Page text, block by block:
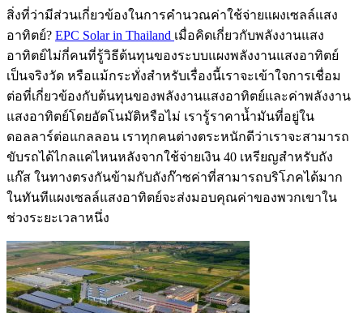
สิ่งที่ว่ามีส่วนเกี่ยวข้องในการคำนวณค่าใช้จ่ายแผงเซลล์แสง
อาทิตย์? EPC Solar in Thailand เมื่อคิดเกี่ยวกับพลังงานแสง
อาทิตย์ไม่กี่คนที่รู้วิธีต้นทุนของระบบแผงพลังงานแสงอาทิตย์
เป็นจริงวัด หรือแม้กระทั่งสำหรับเรื่องนี้เราจะเข้าใจการเชื่อม
ต่อที่เกี่ยวข้องกับต้นทุนของพลังงานแสงอาทิตย์และค่าพลังงาน
แสงอาทิตย์โดยอัตโนมัติหรือไม่ เรารู้ราคาน้ำมันที่อยู่ใน
ดอลลาร์ต่อแกลลอน เราทุกคนต่างตระหนักดีว่าเราจะสามารถ
ขับรถได้ไกลแค่ไหนหลังจากใช้จ่ายเงิน 40 เหรียญสำหรับถัง
แก๊ส ในทางตรงกันข้ามกับถังก๊าซค่าที่สามารถบริโภคได้มาก
ในทันทีแผงเซลล์แสงอาทิตย์จะส่งมอบคุณค่าของพวกเขาใน
ช่วงระยะเวลาหนึ่ง